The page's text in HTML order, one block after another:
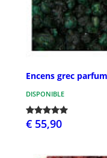
Encens grec
DISPONIBLE
€ 55,90